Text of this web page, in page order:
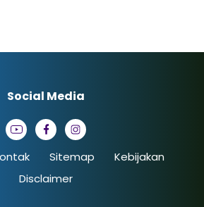
Sitemap
Kebijakan
Disclaimer
Social Media